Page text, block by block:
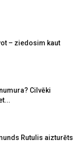
– ziedosim kaut
Cilvēki
Rutulis aizturēts